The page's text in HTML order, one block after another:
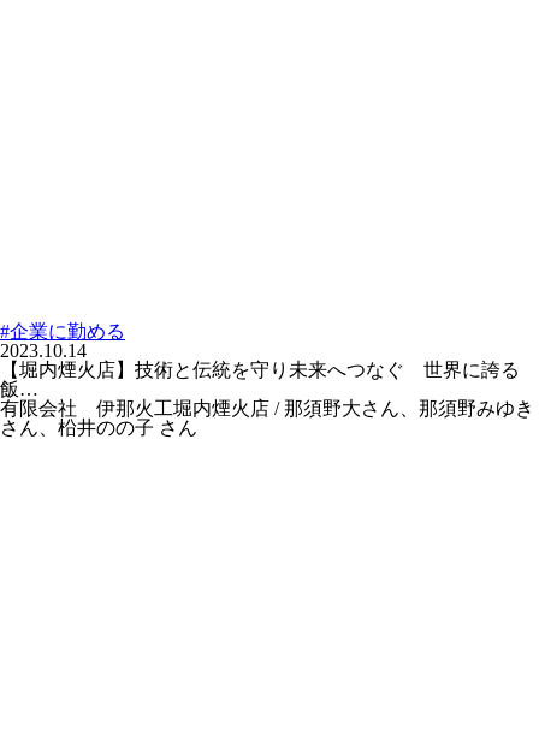
#企業に勤める
2023.10.14
【堀内煙火店】技術と伝統を守り未来へつなぐ 世界に誇る
飯…
有限会社 伊那火工堀内煙火店 / 那須野大さん、那須野みゆき
さん、柗井のの子 さん